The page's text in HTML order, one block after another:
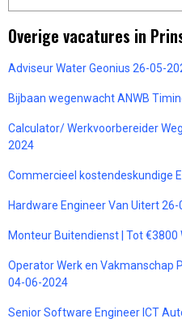
Overige vacatures in
Adviseur Water Geonius 26-05-
Bijbaan wegenwacht ANWB
Calculator/ Werkvoorbereider
2024
Commercieel kostendeskundige
Hardware Engineer Van Uitert
Monteur Buitendienst | Tot
Operator Werk en Vakmanschap
04-06-2024
Senior Software Engineer ICT